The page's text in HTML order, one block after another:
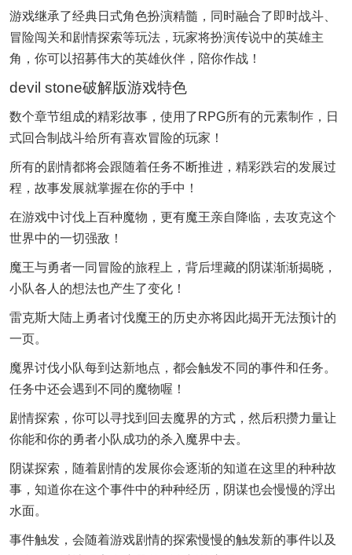
游戏继承了经典日式角色扮演精髓，同时融合了即时战斗、
冒险闯关和剧情探索等玩法，玩家将扮演传说中的英雄主
角，你可以招募伟大的英雄伙伴，陪你作战！
devil stone破解版游戏特色
数个章节组成的精彩故事，使用了RPG所有的元素制作，日
式回合制战斗给所有喜欢冒险的玩家！
所有的剧情都将会跟随着任务不断推进，精彩跌宕的发展过
程，故事发展就掌握在你的手中！
在游戏中讨伐上百种魔物，更有魔王亲自降临，去攻克这个
世界中的一切强敌！
魔王与勇者一同冒险的旅程上，背后埋藏的阴谋渐渐揭晓，
小队各人的想法也产生了变化！
雷克斯大陆上勇者讨伐魔王的历史亦将因此揭开无法预计的
一页。
魔界讨伐小队每到达新地点，都会触发不同的事件和任务。
任务中还会遇到不同的魔物喔！
剧情探索，你可以寻找到回去魔界的方式，然后积攒力量让
你能和你的勇者小队成功的杀入魔界中去。
阴谋探索，随着剧情的发展你会逐渐的知道在这里的种种故
事，知道你在这个事件中的种种经历，阴谋也会慢慢的浮出
水面。
事件触发，会随着游戏剧情的探索慢慢的触发新的事件以及